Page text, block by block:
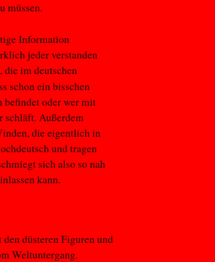
müssen.
Information
jeder verstanden
die im deutschen
schon ein bisschen
befindet oder wer mit
schläft. Außerdem
die eigentlich in
und tragen
sich also so nah
kann.
düsteren Figuren und
Weltuntergang.